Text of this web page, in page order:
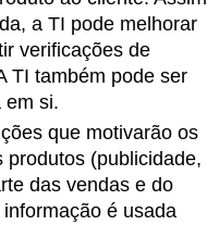
a TI pode melhorar
verificações de
TI também pode ser
em si.
que motivarão os
produtos (publicidade,
das vendas e do
é usada